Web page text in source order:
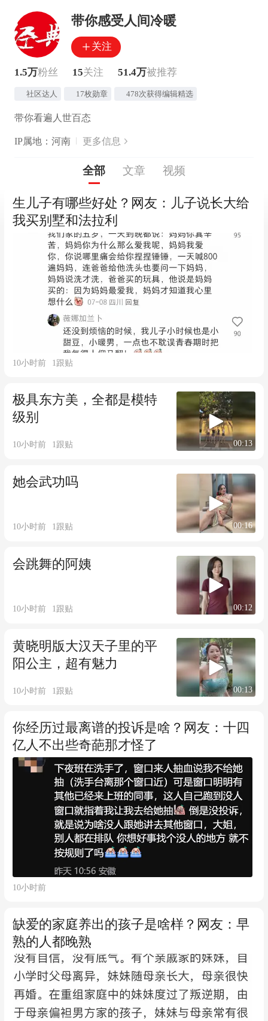
带你感受人间冷暖
关注
1.5万粉丝 15关注 51.4万被推荐
社区达人 17枚勋章 478次获得编辑精选
带你看遍人世百态
IP属地：河南 更多信息
全部 文章 视频
生儿子有哪些好处？网友：儿子说长大给
我买别墅和法拉利
10小时前 1跟贴
极具东方美，全都是模特
级别
10小时前 1跟贴 00:13
她会武功吗
10小时前 1跟贴 00:16
会跳舞的阿姨
10小时前 1跟贴 00:12
黄晓明版大汉天子里的平
阳公主，超有魅力
10小时前 1跟贴 00:13
你经历过最离谱的投诉是啥？网友：十四
亿人不出些奇葩那才怪了
10小时前
缺爱的家庭养出的孩子是啥样？网友：早
熟的人都晚熟